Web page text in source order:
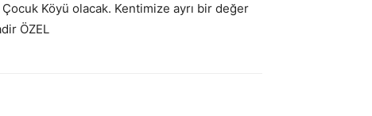
Köyü olacak. Kentimize ayrı bir değer
ÖZEL